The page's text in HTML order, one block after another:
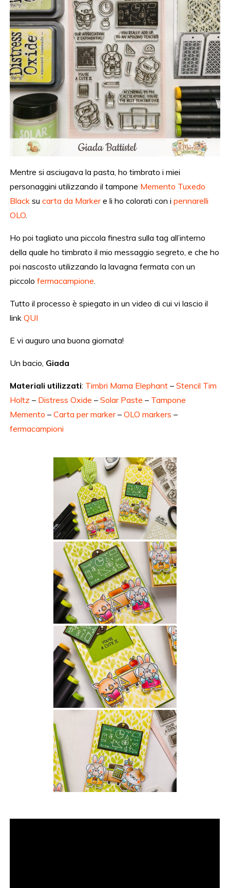
Mentre si asciugava la pasta, ho timbrato i miei
personaggini utilizzando il tampone Memento Tuxedo
Black sucarta da Markere li ho colorati con ipennarelli
OLO.
Ho poi tagliato una piccola finestra sulla tag all’interno
della quale ho timbrato il mio messaggio segreto, e che ho
poi nascosto utilizzando la lavagna fermata con un
piccolofermacampione.
Tutto il processo è spiegato in un video di cui vi lascio il
linkQUI
E vi auguro una buona giornata!
Un bacio, Giada
Materiali utilizzati: Timbri Mama Elephant –Stencil Tim
Holtz – Distress Oxide –Solar Paste – Tampone
Memento –Carta per marker–OLO markers –
fermacampioni